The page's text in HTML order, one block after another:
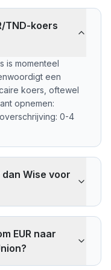
TND-koers
is momenteel
een
koers, oftewel
opnemen:
0-4
Wise voor
referentiekoers.
TND minder bij
Union is contant
EUR naar